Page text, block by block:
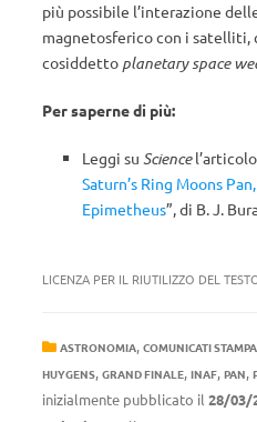
più possibile l’interazione
magnetosferico con i satelliti,
cosiddetto planetary space
Per saperne di più:
Leggi su Science
Saturn’s Ring Moons
Epimetheus”, di B. J.
LICENZA PER IL RIUTILIZZO DEL
ASTRONOMIA, COMUNICATI STAMPA
HUYGENS, GRAND FINALE, INAF, PAN,
inizialmente pubblicato il 28/03/